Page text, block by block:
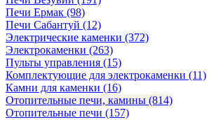
Печи Ермак (98)
Печи Сабантуй (12)
Электрические каменки (372)
Электрокаменки (263)
Пульты управления (15)
Комплектующие для электрокаменки (11)
Камни для каменки (16)
Отопительные печи, камины (814)
Отопительные печи (157)